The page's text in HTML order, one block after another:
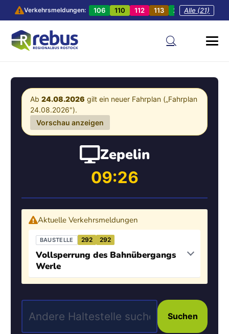
Verkehrsmeldungen: 106 110 112 113 201 202
Alle (21)
Ab 24.08.2026 gilt ein neuer Fahrplan („Fahrplan
24.08.2026").
Vorschau anzeigen
Zepelin
09:26
Aktuelle Verkehrsmeldungen
BAUSTELLE 292 292
Vollsperrung des Bahnübergangs
Werle
Suchen